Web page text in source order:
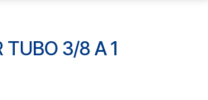
TUBO 3/8 A 1